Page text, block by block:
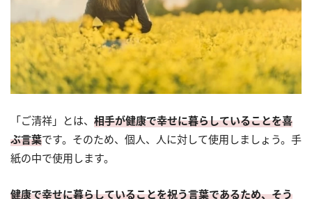
「ご清祥」とは、 相手が健康で幸せに暮らしていることを喜
ぶ言葉です。そのため、個人、人に対して使用しましょう。手
紙の中で使用します。
健康で幸せに暮らしていることを祝う言葉であるため、そう